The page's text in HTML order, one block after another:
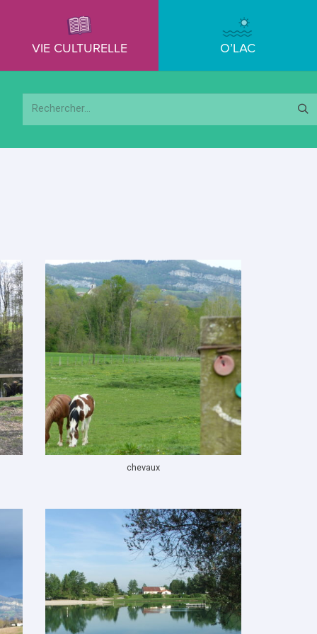
VIE CULTURELLE O’LAC
Rechercher :
chevaux